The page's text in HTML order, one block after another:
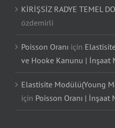
KİRİŞSİZ RADYE TEMEL
özdemirli
Poisson Oranı için
ve Hooke Kanunu | İnşaat
Elastisite Modülü(Young
için Poisson Oranı |